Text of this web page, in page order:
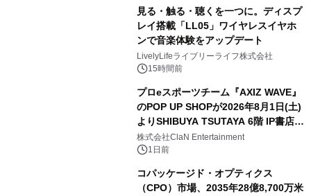
見る・触る・聴くを一つに。ディスプ
レイ搭載「LL05」ワイヤレスイヤホ
ンで音楽体験をアップデート
LivelyLifeライブリーライフ株式会社
15時間前
プロeスポーツチーム『AXIZ WAVE』
のPOP UP SHOPが2026年8月1日(土)
よりSHIBUYA TSUTAYA 6階 IP書店で
開催決定！！
株式会社ClaN Entertainment
1日前
コパッケージド・オプティクス
（CPO）市場、2035年28億8,700万米